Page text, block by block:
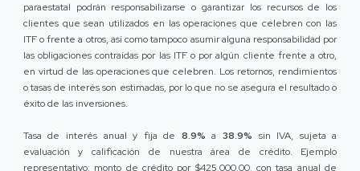
paraestatal podrán responsabilizarse o garantizar los recursos de los
clientes que sean utilizados en las operaciones que celebren con las
ITF o frente a otros, así como tampoco asumir alguna responsabilidad por
las obligaciones contraídas por las ITF o por algún cliente frente a otro,
en virtud de las operaciones que celebren. Los retornos, rendimientos
o tasas de interés son estimadas, por lo que no se asegura el resultado o
éxito de las inversiones.
Tasa de interés anual y fija de 8.9% a 38.9% sin IVA, sujeta a
evaluación y calificación de nuestra área de crédito. Ejemplo
representativo: monto de crédito por $425,000.00, con tasa anual de